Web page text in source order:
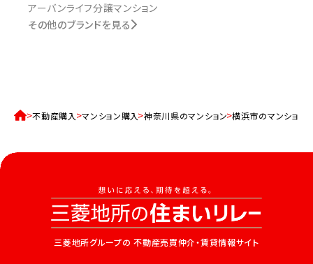
アーバンライフ分譲マンション
その他のブランドを見る
不動産購入 マンション購入 神奈川県のマンション 横浜市のマンション
三菱地所グループの 不動産売買仲介・賃貸情報サイト